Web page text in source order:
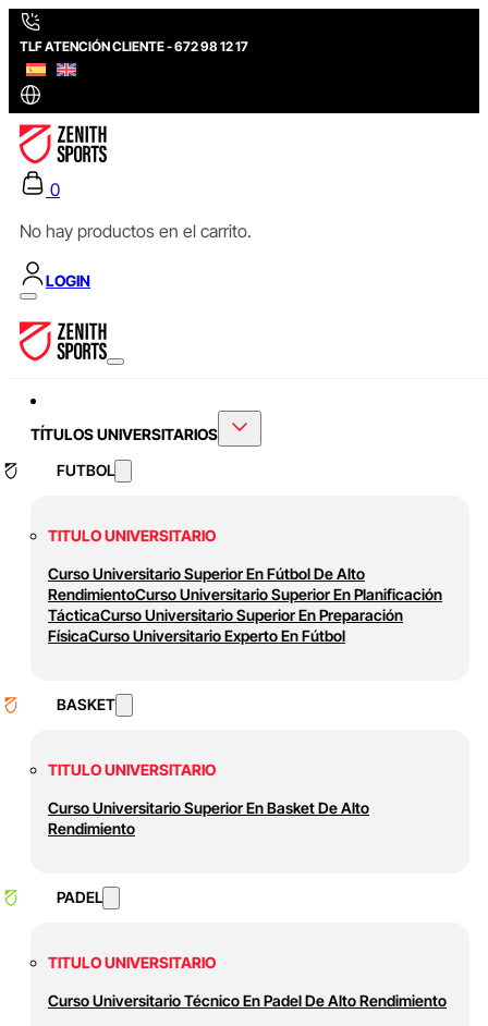
TLF ATENCIÓN CLIENTE - 672 98 12 17
0
No hay productos en el carrito.
LOGIN
TÍTULOS UNIVERSITARIOS
FUTBOL
TITULO UNIVERSITARIO
Curso Universitario Superior En Fútbol De Alto
RendimientoCurso Universitario Superior En Planificación
TácticaCurso Universitario Superior En Preparación
FísicaCurso Universitario Experto En Fútbol
BASKET
TITULO UNIVERSITARIO
Curso Universitario Superior En Basket De Alto
Rendimiento
PADEL
TITULO UNIVERSITARIO
Curso Universitario Técnico En Padel De Alto Rendimiento